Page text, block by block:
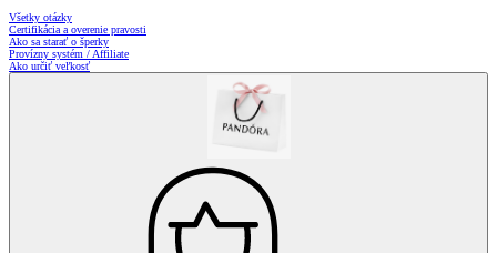
Všetky otázky
Certifikácia a overenie pravosti
Ako sa starať o šperky
Provízny systém / Affiliate
Ako určiť veľkosť